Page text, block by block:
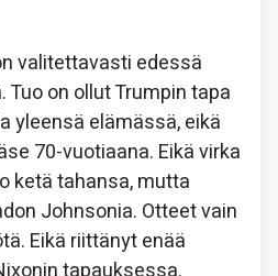
valitettavasti edessä
on ollut Trumpin tapa
yleensä elämässä, eikä
70-vuotiaana. Eikä virka
ketä tahansa, mutta
Johnsonia. Otteet vain
Eikä riittänyt enää